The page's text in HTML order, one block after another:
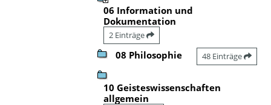
06 Information und
Dokumentation
2 Einträge
08 Philosophie 48 Einträge
10 Geisteswissenschaften
allgemein